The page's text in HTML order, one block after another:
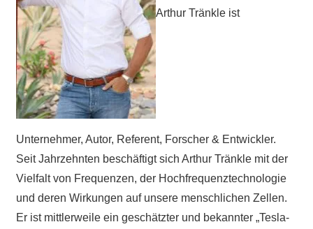
Arthur Tränkle ist
Unternehmer, Autor, Referent, Forscher & Entwickler.
Seit Jahrzehnten beschäftigt sich Arthur Tränkle mit der
Vielfalt von Frequenzen, der Hochfrequenztechnologie
und deren Wirkungen auf unsere menschlichen Zellen.
Er ist mittlerweile ein geschätzter und bekannter „Tesla-